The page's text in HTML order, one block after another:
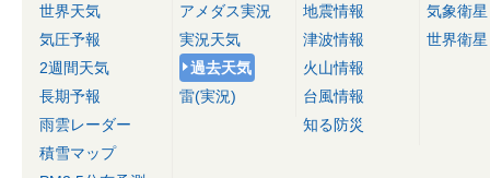
世界天気
気圧予報
2週間天気
長期予報
雨雲レーダー
積雪マップ
アメダス実況
実況天気
過去天気
雷(実況)
地震情報
津波情報
火山情報
台風情報
知る防災
気象衛星
世界衛星